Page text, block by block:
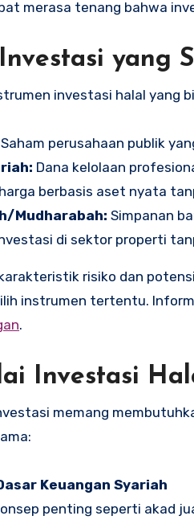
merasa tenang bahwa
yang
investasi halal yang
Saham perusahaan publik
Dana kelolaan
berbasis aset nyata
Mudharabah: Simpanan
di sektor properti
risiko dan
instrumen tertentu.
.
Investasi
memang
Keuangan Syariah
penting seperti akad